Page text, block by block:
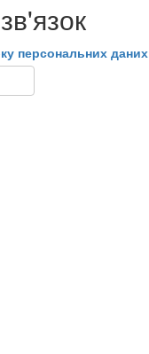
персональних даних